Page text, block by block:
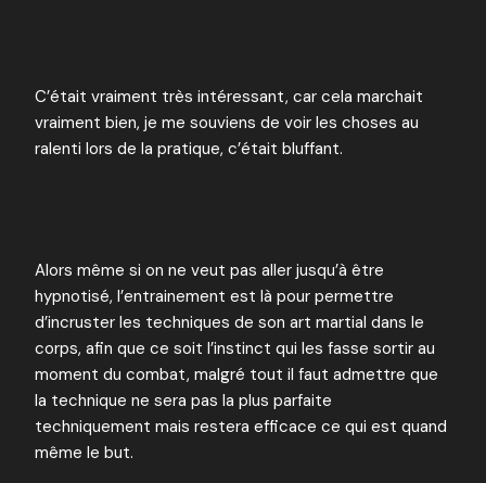
C’était vraiment très intéressant, car cela marchait
vraiment bien, je me souviens de voir les choses au
ralenti lors de la pratique, c’était bluffant.
Alors même si on ne veut pas aller jusqu’à être
hypnotisé, l’entrainement est là pour permettre
d’incruster les techniques de son art martial dans le
corps, afin que ce soit l’instinct qui les fasse sortir au
moment du combat, malgré tout il faut admettre que
la technique ne sera pas la plus parfaite
techniquement mais restera efficace ce qui est quand
même le but.